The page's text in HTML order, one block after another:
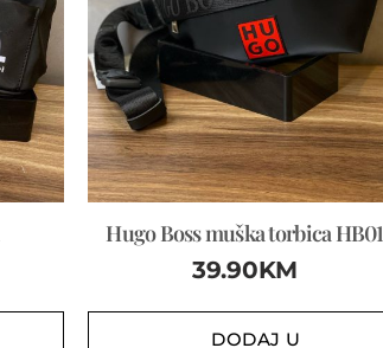
Hugo Boss muška torbica HB01
39.90KM
DODAJ U